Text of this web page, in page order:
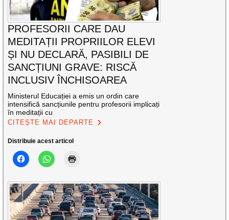
PROFESORII CARE DAU
MEDITAȚII PROPRIILOR ELEVI
ȘI NU DECLARĂ, PASIBILI DE
SANCȚIUNI GRAVE: RISCĂ
INCLUSIV ÎNCHISOAREA
Ministerul Educației a emis un ordin care
intensifică sancțiunile pentru profesorii implicați
în meditații cu
CITEȘTE MAI DEPARTE
Distribuie acest articol